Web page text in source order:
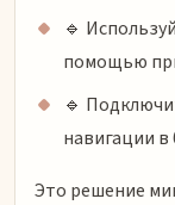
🔹
помощью
🔹
навигации в
Это решение